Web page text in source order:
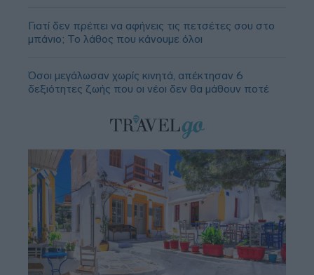
Γιατί δεν πρέπει να αφήνεις τις πετσέτες σου στο
μπάνιο; Το λάθος που κάνουμε όλοι
Όσοι μεγάλωσαν χωρίς κινητά, απέκτησαν 6
δεξιότητες ζωής που οι νέοι δεν θα μάθουν ποτέ